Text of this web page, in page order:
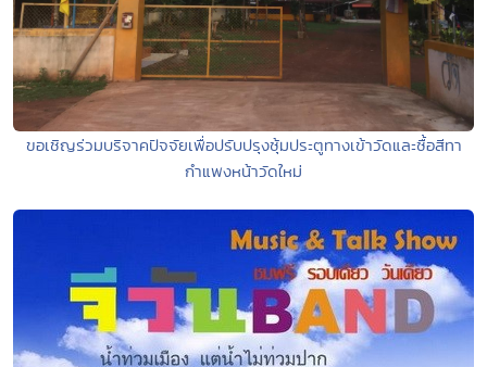
ขอเชิญร่วมบริจาคปัจจัยเพื่อปรับปรุงซุ้มประตูทางเข้าวัดและซื้อสีทา
กำแพงหน้าวัดใหม่